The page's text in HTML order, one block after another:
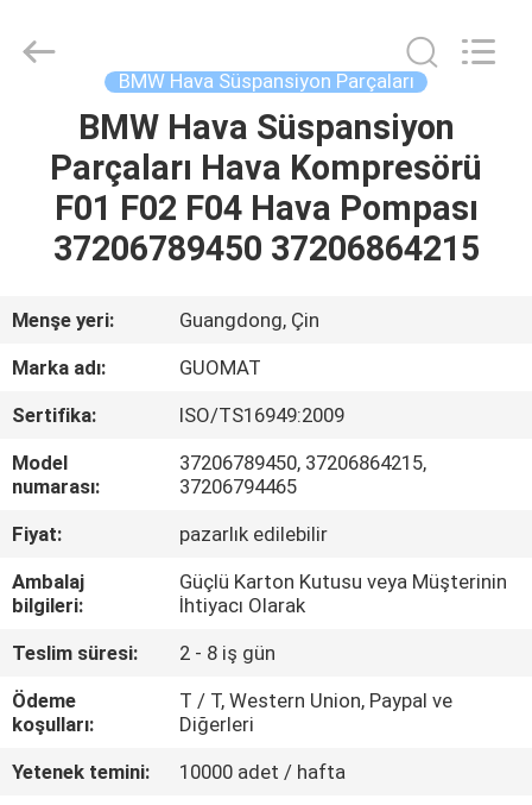
ÜRÜN:%
HAKKIMIZDA
TURU
KONTROL
BIZIMLE
ILETIŞIME
GEÇIN
BIR
BMW Hava Süspansiyon Parçaları
BMW Hava Süspansiyon
Parçaları Hava Kompresörü
F01 F02 F04 Hava Pompası
37206789450 37206864215
Menşe yeri:
Guangdong, Çin
Marka adı:
GUOMAT
Sertifika:
ISO/TS16949:2009
Model
numarası:
37206789450, 37206864215,
37206794465
Fiyat:
pazarlık edilebilir
Ambalaj
bilgileri:
Güçlü Karton Kutusu veya Müşterinin
İhtiyacı Olarak
Teslim süresi:
2 - 8 iş gün
Ödeme
koşulları:
T / T, Western Union, Paypal ve
Diğerleri
Yetenek temini:
10000 adet / hafta